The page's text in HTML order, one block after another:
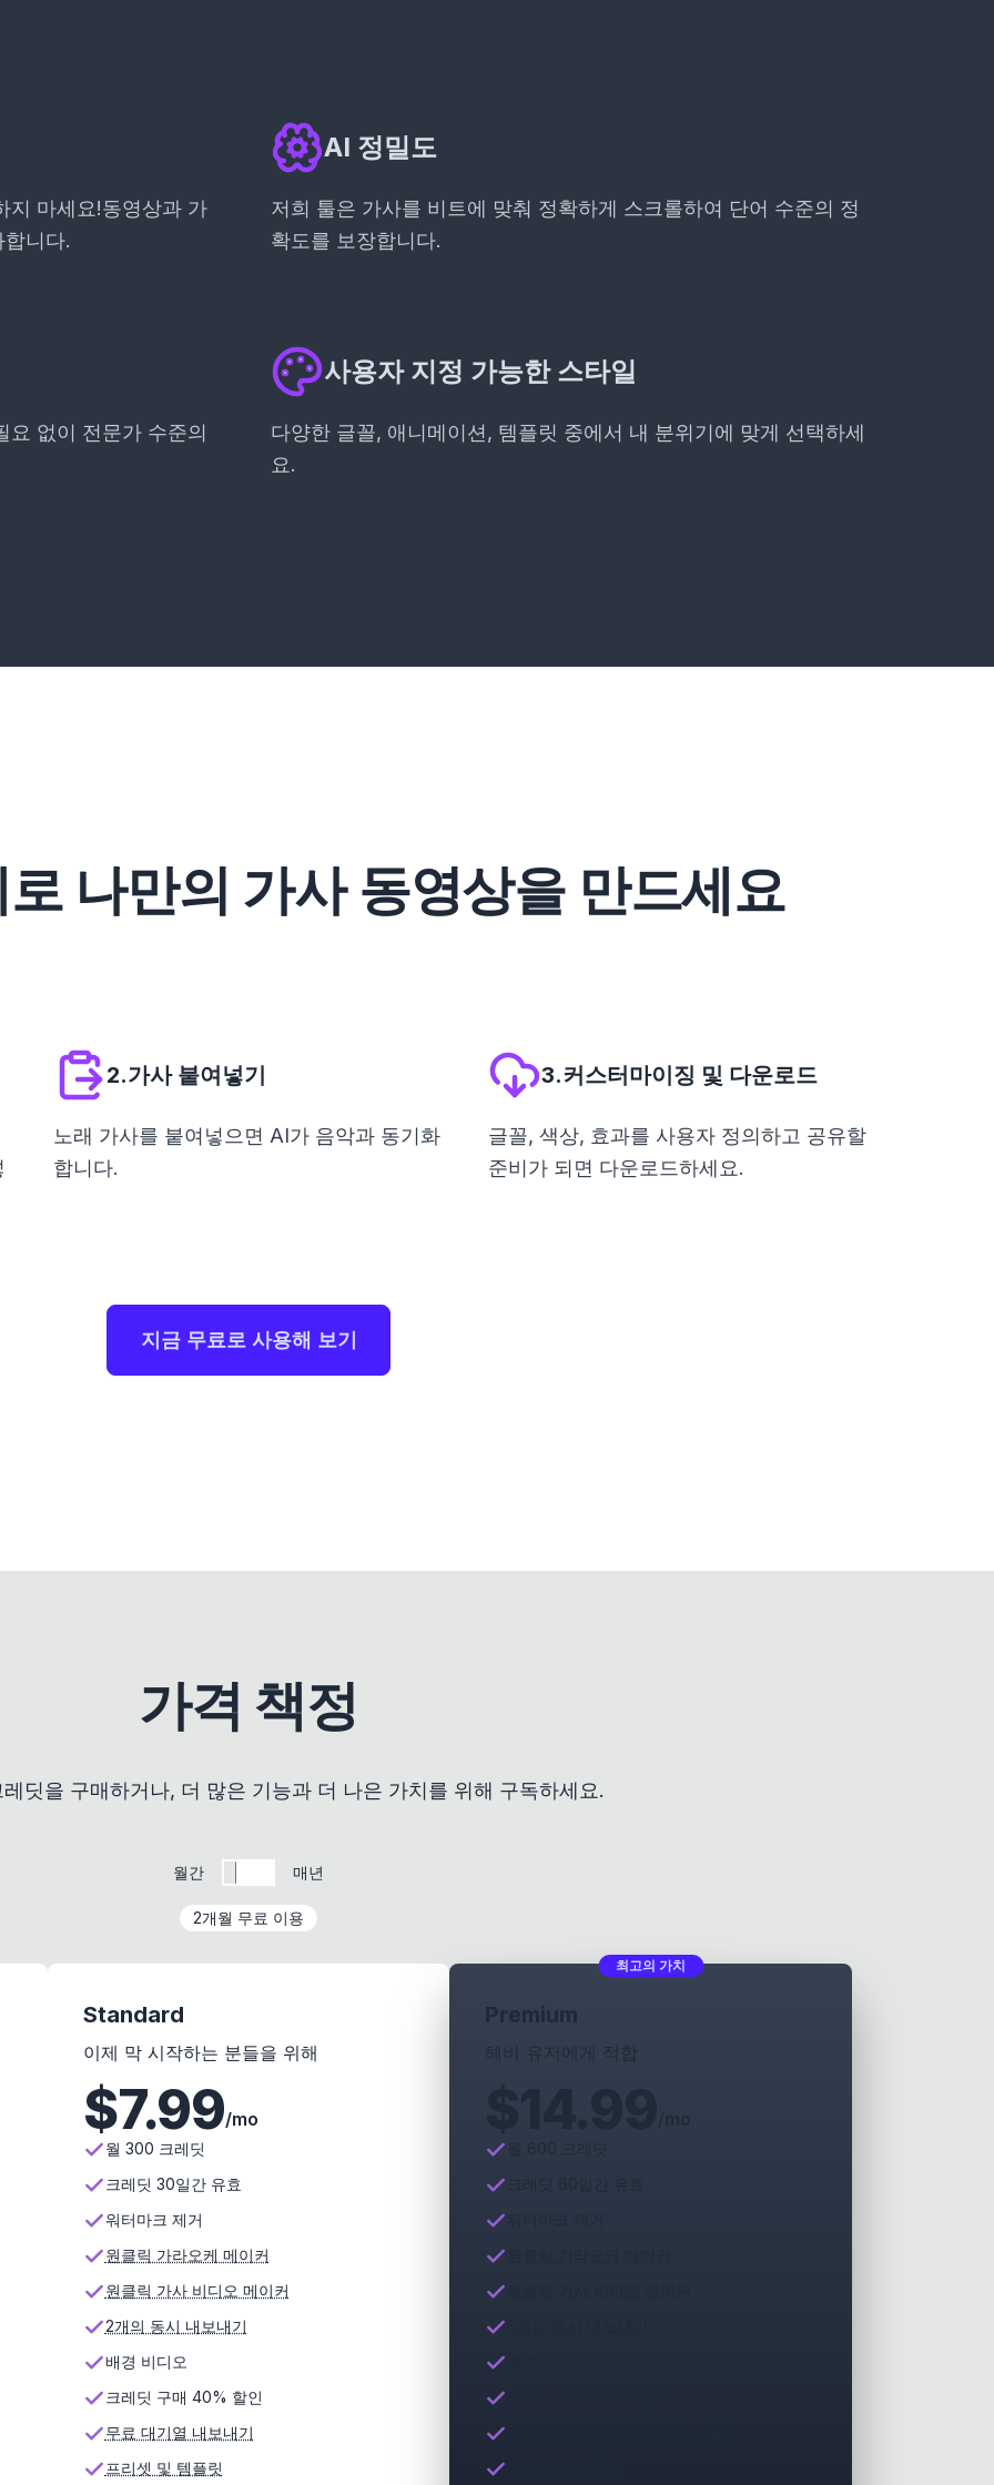
지 마세요!동영상과 가
니다.
AI 정밀도
저희 툴은 가사를 비트에 맞춰 정확하게 스크롤하여 단어 수준의 정
확도를 보장합니다.
요 없이 전문가 수준의
사용자 지정 가능한 스타일
다양한 글꼴, 애니메이션, 템플릿 중에서 내 분위기에 맞게 선택하세
요.
나만의 가사 동영상을 만드세요
2.가사 붙여넣기
노래 가사를 붙여넣으면 AI가 음악과 동기화
합니다.
3.커스터마이징 및 다운로드
글꼴, 색상, 효과를 사용자 정의하고 공유할
준비가 되면 다운로드하세요.
지금 무료로 사용해 보기
가격 책정
딧을 구매하거나, 더 많은 기능과 더 나은 가치를 위해 구독하세요.
월간 매년
2개월 무료 이용
Standard
이제 막 시작하는 분들을 위해
$7.99/mo
월 300 크레딧
크레딧 30일간 유효
워터마크 제거
원클릭 가라오케 메이커
원클릭 가사 비디오 메이커
2개의 동시 내보내기
배경 비디오
크레딧 구매 40% 할인
무료 대기열 내보내기
프리셋 및 템플릿
최고의 가치
Premium